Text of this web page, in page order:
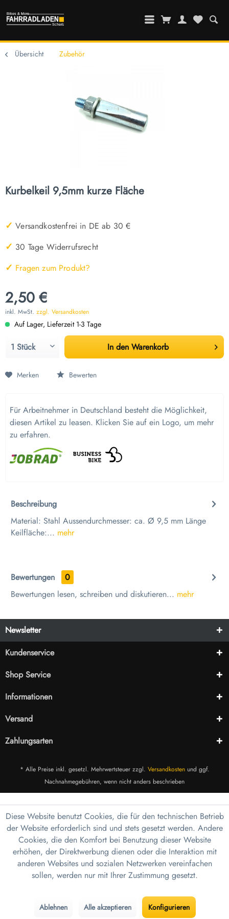
Übersicht Zubehör
Kurbelkeil 9,5mm kurze Fläche
✓ Versandkostenfrei in DE ab 30 €
✓ 30 Tage Widerrufsrecht
✓ Fragen zum Produkt?
2,50 €
inkl. MwSt. zzgl. Versandkosten
Auf Lager, Lieferzeit 1-3 Tage
In den Warenkorb
Merken Bewerten
Für Arbeitnehmer in Deutschland besteht die Möglichkeit,
diesen Artikel zu leasen. Klicken Sie auf ein Logo, um mehr
zu erfahren.
Beschreibung
Material: Stahl Aussendurchmesser: ca. Ø 9,5 mm Länge
Keilfläche:... mehr
Bewertungen
0
Bewertungen lesen, schreiben und diskutieren... mehr
Newsletter
Kundenservice
Shop Service
Informationen
Versand
Zahlungsarten
* Alle Preise inkl. gesetzl. Mehrwertsteuer zzgl. Versandkostenund ggf.
Nachnahmegebühren, wenn nicht anders beschrieben
Diese Website benutzt Cookies, die für den technischen Betrieb
der Website erforderlich sind und stets gesetzt werden. Andere
Cookies, die den Komfort bei Benutzung dieser Website
erhöhen, der Direktwerbung dienen oder die Interaktion mit
anderen Websites und sozialen Netzwerken vereinfachen
sollen, werden nur mit Ihrer Zustimmung gesetzt.
Ablehnen Alle akzeptieren Konfigurieren